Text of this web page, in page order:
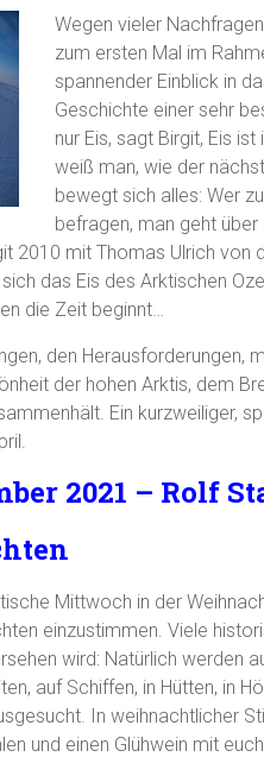
Wegen vieler
zum ersten Mal im
spannender Einblick in
Geschichte einer sehr
nur Eis, sagt Birgit, Eis
weiß man, wie der
bewegt sich alles: Wer
befragen, man geht
2010 mit Thomas Ulrich von
das Eis des Arktischen
die Zeit beginnt…
den Herausforderungen,
der hohen Arktis, dem
Ein kurzweiliger,
2021 – Rolf
Mittwoch in der
einzustimmen. Viele
wird: Natürlich werden
auf Schiffen, in Hütten, in
In weihnachtlicher
und einen Glühwein mit